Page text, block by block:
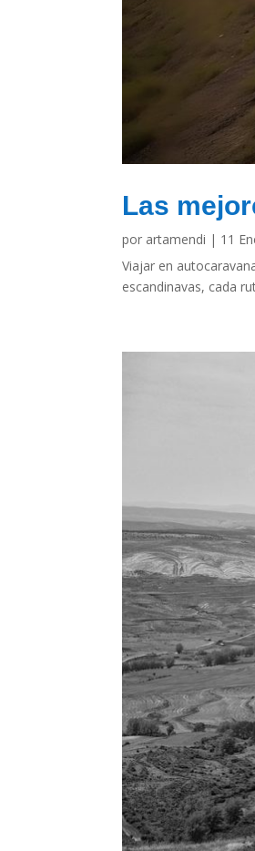
Las
por artamendi | 11
Viajar en
escandinavas, cada